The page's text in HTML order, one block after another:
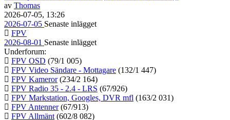
av Thomas
2026-07-05, 13:26
2026-07-05 Senaste inlägget
FPV
2026-08-01 Senaste inlägget
Underforum:
FPV OSD (79/1 005)
FPV Video Sändare - Mottagare (132/1 447)
FPV Kameror (234/2 164)
FPV Radio 35 - 2.4 - LRS (67/926)
FPV Markstation, Googles, DVR mfl (163/2 031)
FPV Antenner (67/913)
FPV Allmänt (602/8 082)